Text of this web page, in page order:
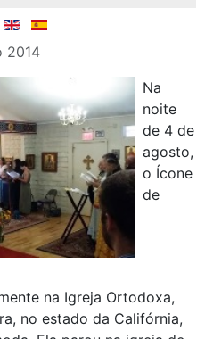
2014
Na
noite
de 4 de
agosto,
o Ícone
de
na Igreja Ortodoxa,
no estado da Califórnia,